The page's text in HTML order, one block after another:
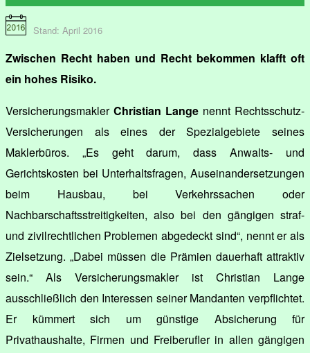
Stand: April 2016
Zwischen Recht haben und Recht bekommen klafft oft
ein hohes Risiko.
Versicherungsmakler Christian Lange nennt Rechtsschutz-
Versicherungen als eines der Spezialgebiete seines
Maklerbüros. „Es geht darum, dass Anwalts- und
Gerichtskosten bei Unterhaltsfragen, Auseinandersetzungen
beim Hausbau, bei Verkehrssachen oder
Nachbarschaftsstreitigkeiten, also bei den gängigen straf-
und zivilrechtlichen Problemen abgedeckt sind“, nennt er als
Zielsetzung. „Dabei müssen die Prämien dauerhaft attraktiv
sein.“ Als Versicherungsmakler ist Christian Lange
ausschließlich den Interessen seiner Mandanten verpflichtet.
Er kümmert sich um günstige Absicherung für
Privathaushalte, Firmen und Freiberufler in allen gängigen